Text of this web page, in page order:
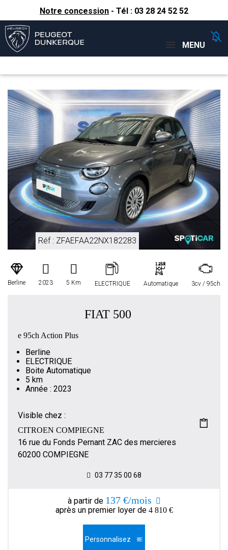
Notre concession - Tél : 03 28 24 52 52
Concessions
MENU
Réf : ZFAEFAA22NX182283
Berline 2023 5 Km ELECTRIQUE Automatique 3cv / 95ch
FIAT 500
e 95ch Action Plus
Berline
ELECTRIQUE
Boite Automatique
5 km
Année : 2023
Visible chez :
CITROEN COMPIEGNE
16 rue du Fonds Pernant ZAC des mercieres
60200 COMPIEGNE
03 77 35 00 68
à partir de 137 €/mois
après un premier loyer de 4 810 €
Personnalisez